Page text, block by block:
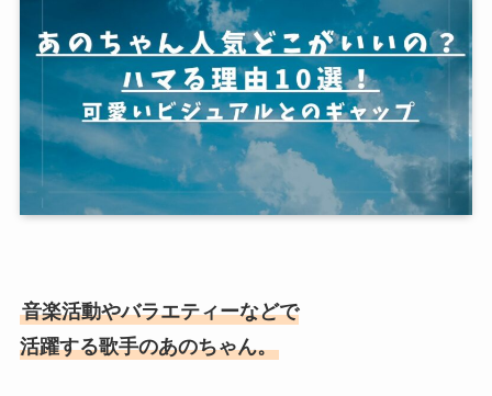
音楽活動やバラエティーなどで
活躍する歌手のあのちゃん。